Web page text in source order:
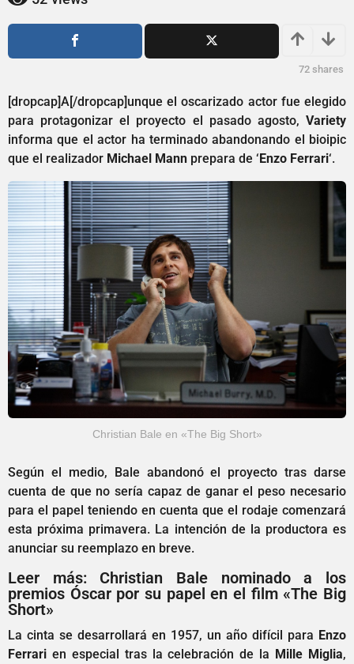
1
a
o
a
g
o
o
s
72 shares
[dropcap]A[/dropcap]unque el oscarizado actor fue elegido
para protagonizar el proyecto el pasado agosto, Variety
informa que el actor ha terminado abandonando el bioipic
que el realizador Michael Mann prepara de ‘Enzo Ferrari‘.
Christian Bale en «The Big Short»
Según el medio, Bale abandonó el proyecto tras darse
cuenta de que no sería capaz de ganar el peso necesario
para el papel teniendo en cuenta que el rodaje comenzará
esta próxima primavera. La intención de la productora es
anunciar su reemplazo en breve.
Leer más: Christian Bale nominado a los
premios Óscar por su papel en el film «The Big
Short»
La cinta se desarrollará en 1957, un año difícil para Enzo
Ferrari en especial tras la celebración de la Mille Miglia,